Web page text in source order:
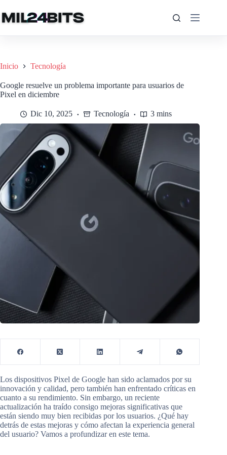
al
contenido
Inicio Tecnología
Google resuelve un problema importante para usuarios de
Pixel en diciembre
Dic 10, 2025 Tecnología 3 mins
Los dispositivos Pixel de Google han sido aclamados por su
innovación y calidad, pero también han enfrentado críticas en
cuanto a su rendimiento. Sin embargo, un reciente
actualización ha traído consigo mejoras significativas que
están siendo muy bien recibidas por los usuarios. ¿Qué hay
detrás de estas mejoras y cómo afectan la experiencia general
del usuario? Vamos a profundizar en este tema.